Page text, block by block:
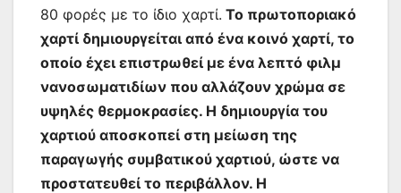
80 φορές με το ίδιο χαρτί. Το πρωτοποριακό
χαρτί δημιουργείται από ένα κοινό χαρτί, το
οποίο έχει επιστρωθεί με ένα λεπτό φιλμ
νανοσωματιδίων που αλλάζουν χρώμα σε
υψηλές θερμοκρασίες. Η δημιουργία του
χαρτιού αποσκοπεί στη μείωση της
παραγωγής συμβατικού χαρτιού, ώστε να
προστατευθεί το περιβάλλον. Η